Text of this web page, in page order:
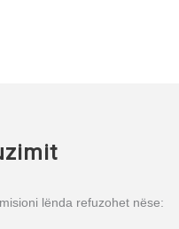
lënda refuzohet nëse: